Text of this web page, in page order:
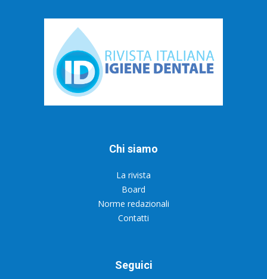
Chi siamo
La rivista
Board
Norme redazionali
Contatti
Seguici